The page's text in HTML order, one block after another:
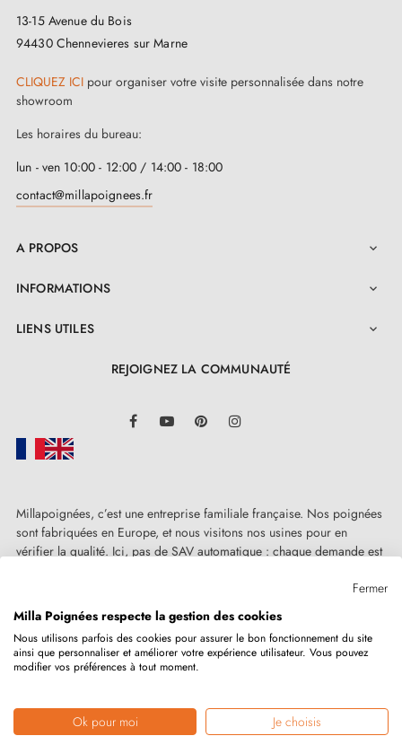
confère une longue durée de vie. Vous pouvez la fixer
au sol à l'aide de vis, et elle est équipée d'un
préserve également vos portes des éraflures. Un choix
robuste pour votre tranquillité d'esprit.
SurMilla Poignées, découvrez cette
au fini noirTUPAI 2617, assortie d'une solide garantie
largeur de 20 mm, et d'une épaisseur généreuse de
25,5 mm, elle se révèle idéale pour toutes vos portes
13-15 Avenue du Bois
94430 Chennevieres sur Marne
CLIQUEZ ICI pour organiser votre visite personnalisée dans notre
showroom
Les horaires du bureau:
lun - ven 10:00 - 12:00 / 14:00 - 18:00
contact@millapoignees.fr
A PROPOS 
INFORMATIONS 
LIENS UTILES 
REJOIGNEZ LA COMMUNAUTÉ
FacebookYouTube Pinterest
Millapoignées, c’est une entreprise familiale française. Nos poignées
sont fabriquées en Europe, et nous visitons nos usines pour en
vérifier la qualité. Ici, pas de SAV automatique : chaque demande est
Copyright © 2026MILLA POIGNEESTous droits réservés.
Marchand approuvé par la Société des Avis Garantis,cliquez ici pour
Fermer
Milla Poignées respecte la gestion des cookies
Nous utilisons parfois des cookies pour assurer le bon fonctionnement du site
ainsi que personnaliser et améliorer votre expérience utilisateur. Vous pouvez
modifier vos préférences à tout moment.
Ok pour moi Je choisis